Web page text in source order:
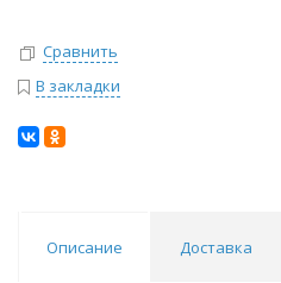
Сравнить
В закладки
Описание Доставка